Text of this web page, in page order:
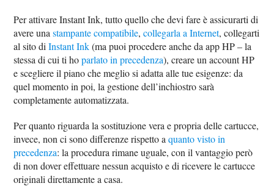
Per attivare Instant Ink, tutto quello che devi fare è assicurarti di
avere unastampante compatibile,collegarla a Internet, collegarti
al sito diInstant Ink(ma puoi procedere anche da app HP – la
stessa di cui ti hoparlato in precedenza), creare un account HP
e scegliere il piano che meglio si adatta alle tue esigenze: da
quel momento in poi, la gestione dell’inchiostro sarà
completamente automatizzata.
Per quanto riguarda la sostituzione vera e propria delle cartucce,
invece, non ci sono differenze rispetto aquanto visto in
precedenza: la procedura rimane uguale, con il vantaggio però
di non dover effettuare nessun acquisto e di ricevere le cartucce
originali direttamente a casa.